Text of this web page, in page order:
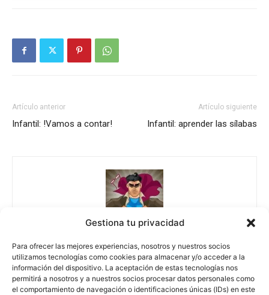
Gestiona tu privacidad
Para ofrecer las mejores experiencias, nosotros y nuestros socios
utilizamos tecnologías como cookies para almacenar y/o acceder a la
información del dispositivo. La aceptación de estas tecnologías nos
permitirá a nosotros y a nuestros socios procesar datos personales como
el comportamiento de navegación o identificaciones únicas (IDs) en este
Artículo anterior
Infantil: !Vamos a contar!
Artículo siguiente
Infantil: aprender las sílabas
Escuelapedia